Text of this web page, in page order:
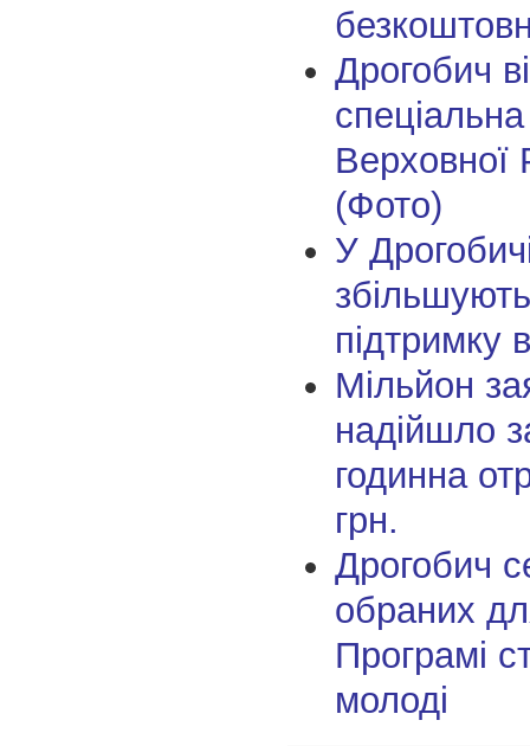
Дрогобич
спеціальна
Верховної
(Фото)
У
підтримку
Мільйон
надійшло
годинна
грн.
Дрогобич
обраних
Програмі
молоді